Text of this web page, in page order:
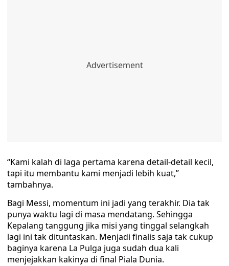
“Kami kalah di laga pertama karena detail-detail kecil,
tapi itu membantu kami menjadi lebih kuat,”
tambahnya.
Bagi Messi, momentum ini jadi yang terakhir. Dia tak
punya waktu lagi di masa mendatang. Sehingga
Kepalang tanggung jika misi yang tinggal selangkah
lagi ini tak dituntaskan. Menjadi finalis saja tak cukup
baginya karena La Pulga juga sudah dua kali
menjejakkan kakinya di final Piala Dunia.